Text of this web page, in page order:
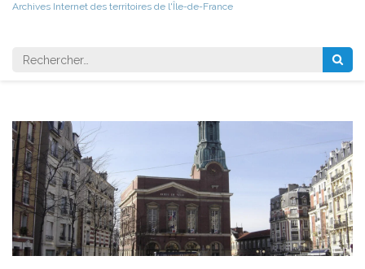
Archives Internet des territoires de l'Île-de-France
Rechercher